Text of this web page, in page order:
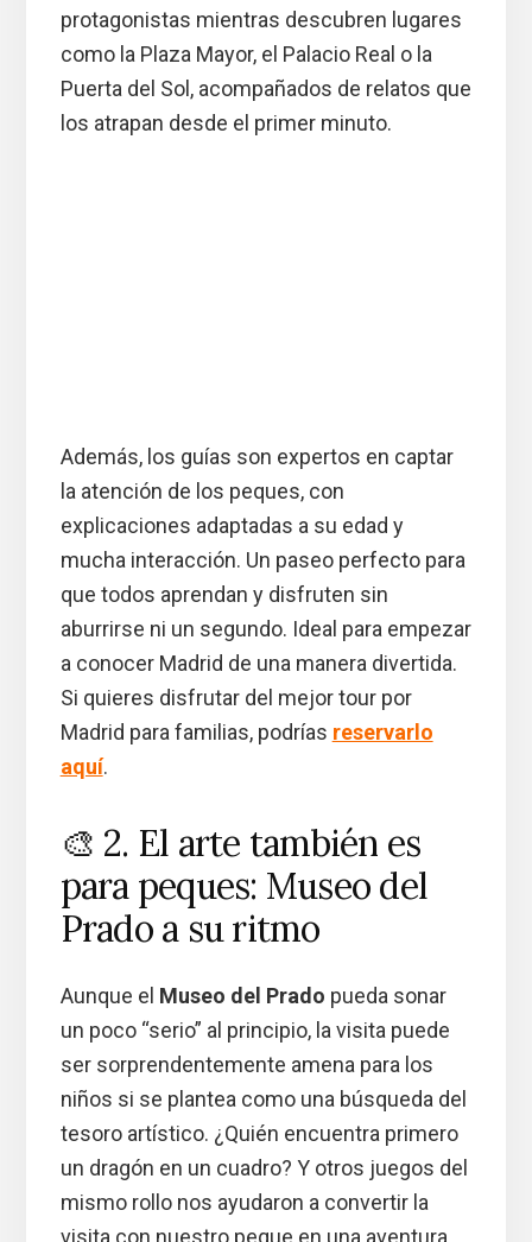
protagonistas mientras descubren lugares
como la Plaza Mayor, el Palacio Real o la
Puerta del Sol, acompañados de relatos que
los atrapan desde el primer minuto.
Además, los guías son expertos en captar
la atención de los peques, con
explicaciones adaptadas a su edad y
mucha interacción. Un paseo perfecto para
que todos aprendan y disfruten sin
aburrirse ni un segundo. Ideal para empezar
a conocer Madrid de una manera divertida.
Si quieres disfrutar del mejor tour por
Madrid para familias, podrías reservarlo
aquí.
🎨 2. El arte también es
para peques: Museo del
Prado a su ritmo
Aunque el Museo del Prado pueda sonar
un poco “serio” al principio, la visita puede
ser sorprendentemente amena para los
niños si se plantea como una búsqueda del
tesoro artístico. ¿Quién encuentra primero
un dragón en un cuadro? Y otros juegos del
mismo rollo nos ayudaron a convertir la
visita con nuestro peque en una aventura